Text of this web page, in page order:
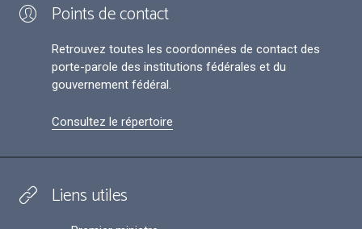
Points de contact
Retrouvez toutes les coordonnées de contact des
porte-parole des institutions fédérales et du
gouvernement fédéral.
Consultez le répertoire
Liens utiles